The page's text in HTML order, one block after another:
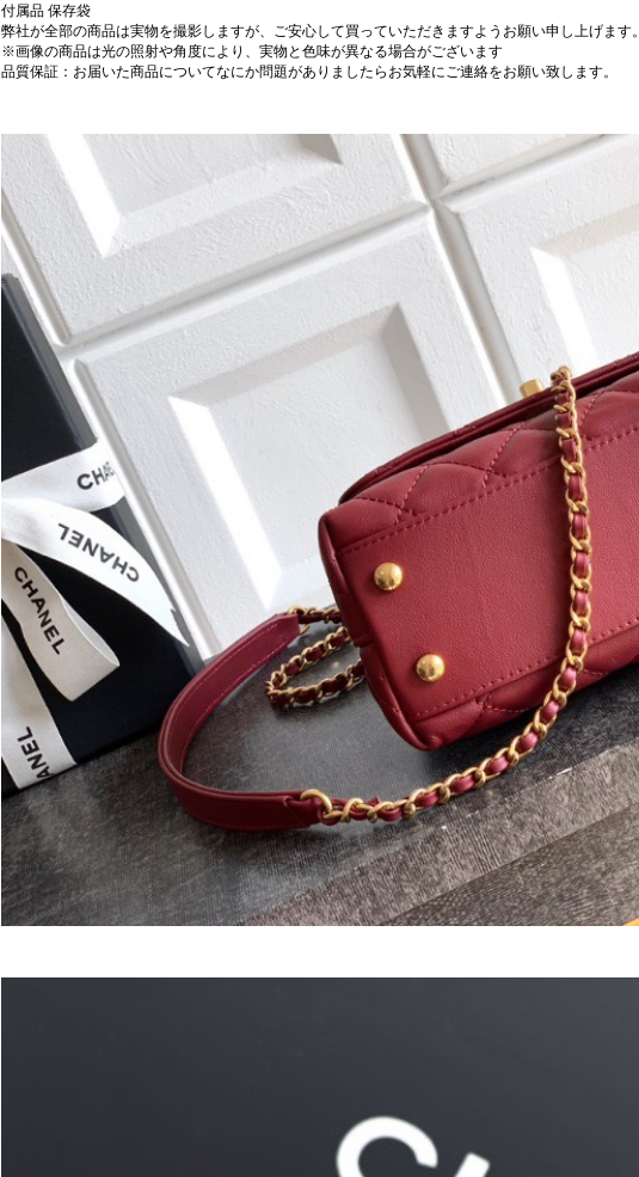
付属品 保存袋
弊社が全部の商品は実物を撮影しますが、ご安心して買っていただきますようお願い申し上げます。
※画像の商品は光の照射や角度により、実物と色味が異なる場合がございます
品質保証：お届いた商品についてなにか問題がありましたらお気軽にご連絡をお願い致します。